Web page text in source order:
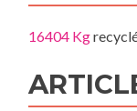
16404 Kg